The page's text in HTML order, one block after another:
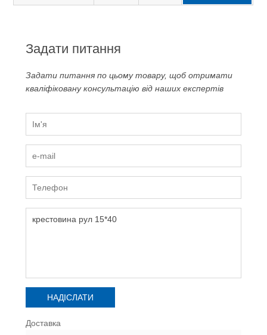
Задати питання
Задати питання по цьому товару, щоб отримати
кваліфіковану консультацію від наших експертів
Доставка